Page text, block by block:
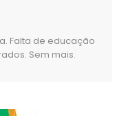
Falta de educação
Sem mais.